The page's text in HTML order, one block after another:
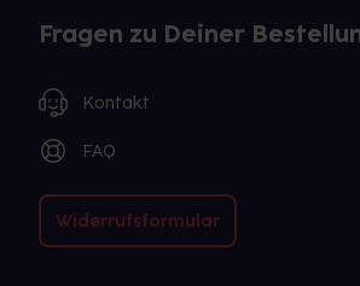
Fragen zu Deiner
Kontakt
FAQ
Widerrufsformular